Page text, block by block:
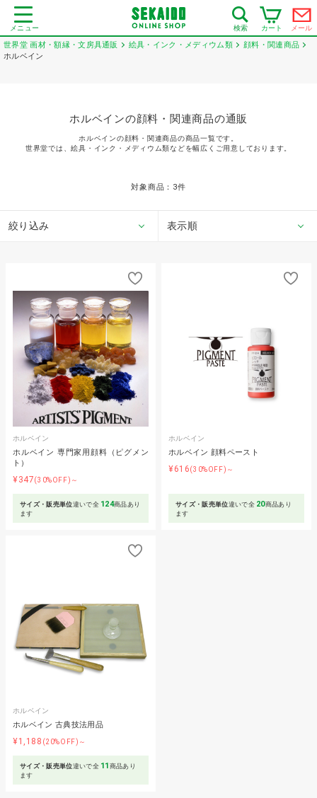
メニュー 検索 カート メール
世界堂 画材・額縁・文房具通販 絵具・インク・メディウム類
顔料・関連商品
ホルベイン
ホルベインの顔料・関連商品の通販
ホルベインの顔料・関連商品の商品一覧です。
世界堂では、絵具・インク・メディウム類などを幅広くご用意しております。
対象商品： 3件
絞り込み 表示順
ホルベイン
ホルベイン 専門家用顔料（ピグメン
ト）
¥347(30%OFF)～
サイズ・販売単位違いで全 124商品あり
ます
ホルベイン
ホルベイン 顔料ペースト
¥616(30%OFF)～
サイズ・販売単位違いで全 20商品あり
ます
ホルベイン
ホルベイン 古典技法用品
¥1,188 (20%OFF)～
サイズ・販売単位違いで全 11 商品あり
ます